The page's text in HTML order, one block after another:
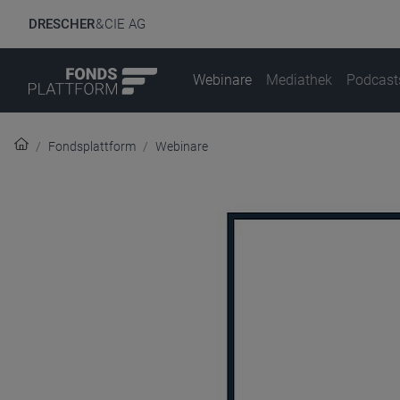
DRESCHER& CIE AG
Webinare Mediathek
Fondsplattform Webinare